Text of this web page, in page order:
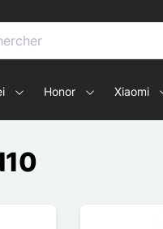
smartphones e tablets
Honor Xiaomi